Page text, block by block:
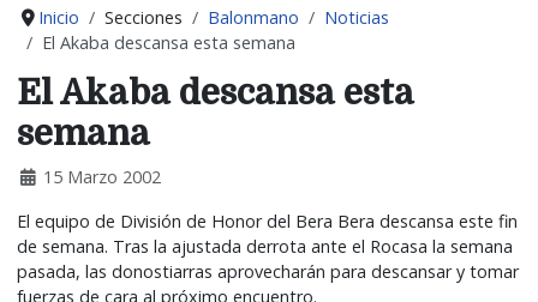
MANTEO
SECCIONES
EVENTOS
ÁREA SOCIAL
PREVENCIÓN DE LA VIOLENCIA
BERA BERA IZARRAK
Inicio Secciones Balonmano
Noticias
El Akaba descansa esta semana
El Akaba descansa esta
semana
15 Marzo 2002
El equipo de División de Honor del Bera Bera descansa este fin
de semana. Tras la ajustada derrota ante el Rocasa la semana
pasada, las donostiarras aprovecharán para descansar y tomar
fuerzas de cara al próximo encuentro.